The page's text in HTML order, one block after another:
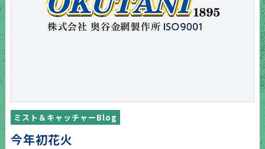
ミスト＆キャッチャーBlog
今年初花火